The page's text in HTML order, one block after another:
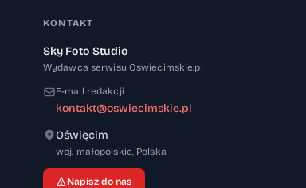
KONTAKT
Sky Foto Studio
Wydawca serwisu Oswiecimskie.pl
E-mail redakcji
kontakt@oswiecimskie.pl
Oświęcim
woj. małopolskie, 32-600
Polska
Napisz do nas